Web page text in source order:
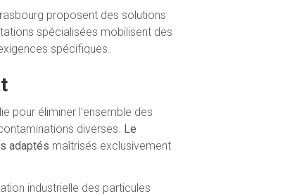
proposent des solutions
spécialisées mobilisent des
spécifiques.
pour éliminer l'ensemble des
diverses. Le
adaptés maîtrisés exclusivement
industrielle des particules